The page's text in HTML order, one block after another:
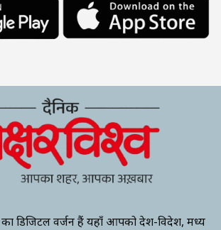
का डिजिटल वर्जन हैं यहाँ आपको देश-विदेश, मध्य